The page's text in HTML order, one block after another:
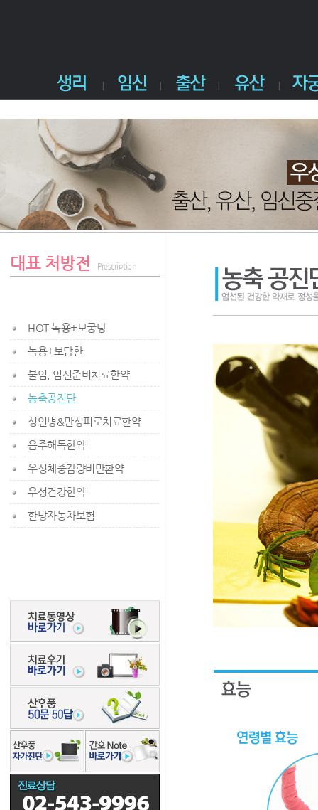
대표 처방전 Prescription
HOT 녹용+보궁탕
녹용+보담환
불임, 임신준비치료한약
농축공진단
성인병&만성피로치료한약
음주해독한약
우성체중감량비만환약
우성건강한약
한방자동차보험